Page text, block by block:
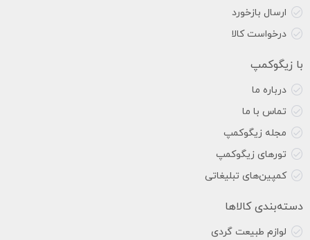
ارسال بازخورد
درخواست کالا
با زیگوکمپ
درباره ما
تماس با ما
مجله زیگوکمپ
تورهای زیگوکمپ
کمپین‌های تبلیغاتی
دسته‌بندی کالاها
لوازم طبیعت گردی